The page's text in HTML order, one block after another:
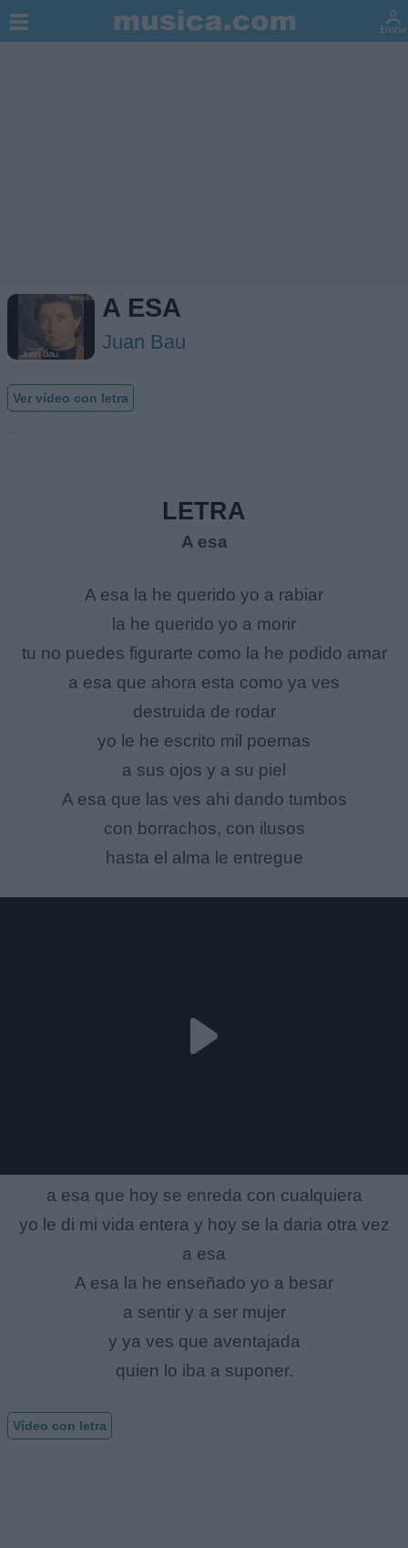
A ESA
Juan Bau
Ver vídeo con letra
LETRA
A esa
A esa la he querido yo a rabiar
la he querido yo a morir
tu no puedes figurarte como la he podido amar
a esa que ahora esta como ya ves
destruida de rodar
yo le he escrito mil poemas
a sus ojos y a su piel
A esa que las ves ahi dando tumbos
con borrachos, con ilusos
hasta el alma le entregue
a esa que hoy se enreda con cualquiera
yo le di mi vida entera y hoy se la daria otra vez
a esa
A esa la he enseñado yo a besar
a sentir y a ser mujer
y ya ves que aventajada
quien lo iba a suponer.
Vídeo con letra